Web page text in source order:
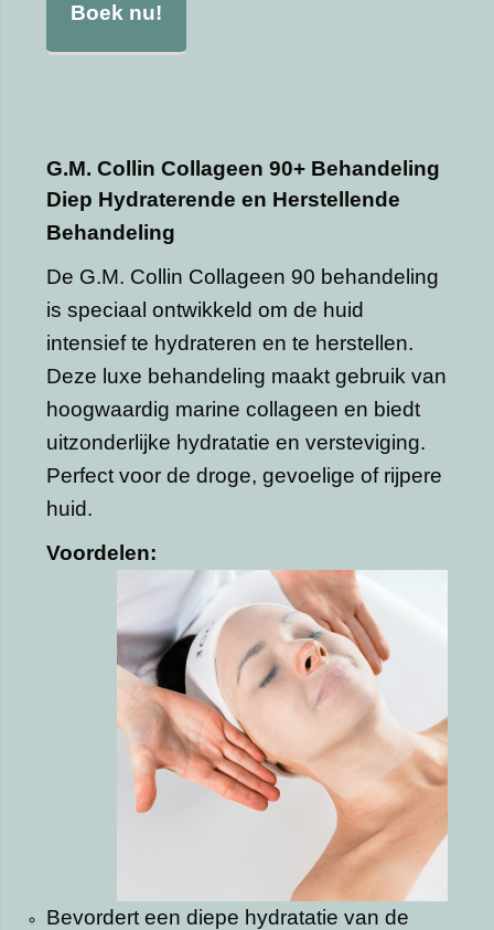
Boek nu!
G.M. Collin Collageen 90+ Behandeling
Diep Hydraterende en Herstellende
Behandeling
De G.M. Collin Collageen 90 behandeling
is speciaal ontwikkeld om de huid
intensief te hydrateren en te herstellen.
Deze luxe behandeling maakt gebruik van
hoogwaardig marine collageen en biedt
uitzonderlijke hydratatie en versteviging.
Perfect voor de droge, gevoelige of rijpere
huid.
Voordelen:
Bevordert een diepe hydratatie van de